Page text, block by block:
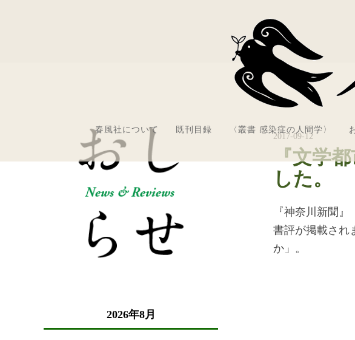
春風社について 既刊目録 〈叢書 感染症の人間学〉
2017-09-12
『文学
した。
『神奈川新聞
書評が掲載され
か」。
2026年8月